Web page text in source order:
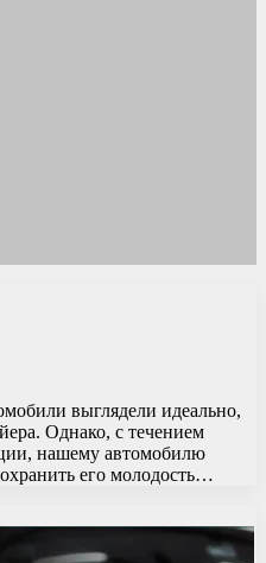
выглядели идеально,
Однако, с течением
нашему автомобилю
его молодость…